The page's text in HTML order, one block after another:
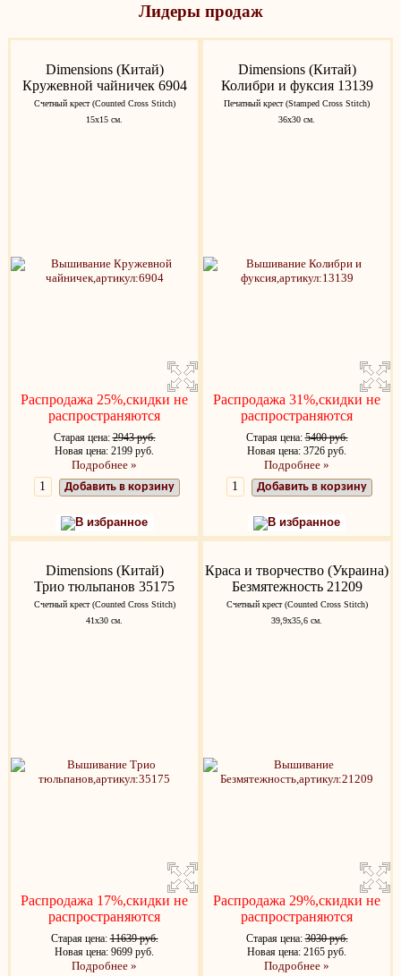
Лидеры продаж
Dimensions (Китай)
Кружевной чайничек 6904
Счетный крест (Counted Cross Stitch)
15x15 см.
Распродажа 25%,скидки не
распространяются
Старая цена:2943 руб.
Новая цена: 2199 руб.
Подробнее »
Добавить в корзину
В избранное
Dimensions (Китай)
Колибри и фуксия 13139
Печатный крест (Stamped Cross Stitch)
36х30 см.
Распродажа 31%,скидки не
распространяются
Старая цена:5400 руб.
Новая цена: 3726 руб.
Подробнее »
Добавить в корзину
В избранное
Dimensions (Китай)
Трио тюльпанов 35175
Счетный крест (Counted Cross Stitch)
41x30 см.
Распродажа 17%,скидки не
распространяются
Старая цена:11639 руб.
Новая цена: 9699 руб.
Подробнее »
Краса и творчество (Украина)
Безмятежность 21209
Счетный крест (Counted Cross Stitch)
39,9х35,6 см.
Распродажа 29%,скидки не
распространяются
Старая цена:3030 руб.
Новая цена: 2165 руб.
Подробнее »